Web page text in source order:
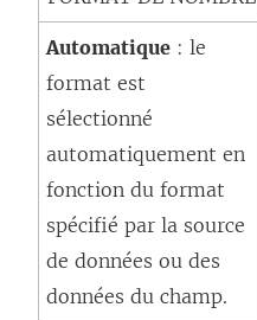
Automatique : le
format est
sélectionné
automatiquement en
fonction du format
spécifié par la source
de données ou des
données du champ.